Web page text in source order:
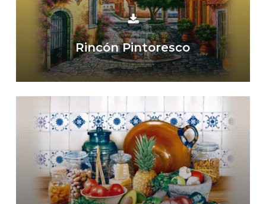
Rincón Pintoresco